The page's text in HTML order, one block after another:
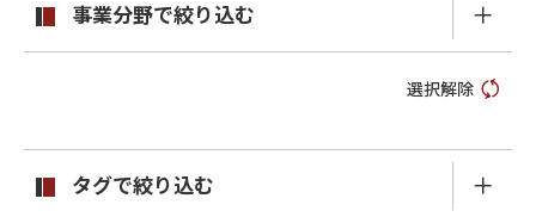
事業分野で絞り込む
選択解除
タグで絞り込む